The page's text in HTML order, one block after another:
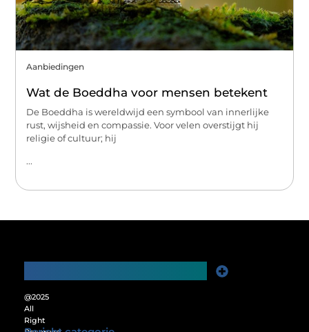
Aanbiedingen
Wat de Boeddha voor mensen betekent
De Boeddha is wereldwijd een symbool van innerlijke
rust, wijsheid en compassie. Voor velen overstijgt hij
religie of cultuur; hij
...
@2025
All
Right